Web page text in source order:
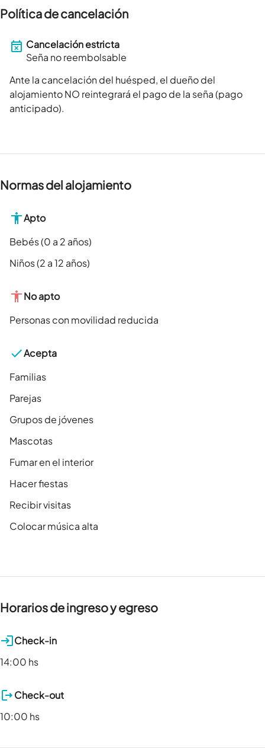
Política de cancelación
Cancelación estricta
Seña no reembolsable
Ante la cancelación del huésped, el dueño del
alojamiento NO reintegrará el pago de la seña (pago
anticipado).
Normas del alojamiento
Apto
Bebés (0 a 2 años)
Niños (2 a 12 años)
No apto
Personas con movilidad reducida
Acepta
Familias
Parejas
Grupos de jóvenes
Mascotas
Fumar en el interior
Hacer fiestas
Recibir visitas
Colocar música alta
Horarios de ingreso y egreso
Check-in
14:00 hs
Check-out
10:00 hs